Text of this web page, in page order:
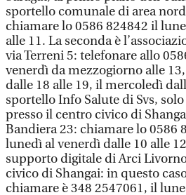
sportello comunale di area
chiamare lo 0586 824842 il
alle 11. La seconda è
via Terreni 5: telefonare allo
venerdì da mezzogiorno alle
dalle 18 alle 19, il mercoledì
sportello Info Salute di Svs,
presso il centro civico di
Bandiera 23: chiamare lo 0586
lunedì al venerdì dalle 10 alle
supporto digitale di Arci
civico di Shangai: in questo
chiamare è 348 2547061, il